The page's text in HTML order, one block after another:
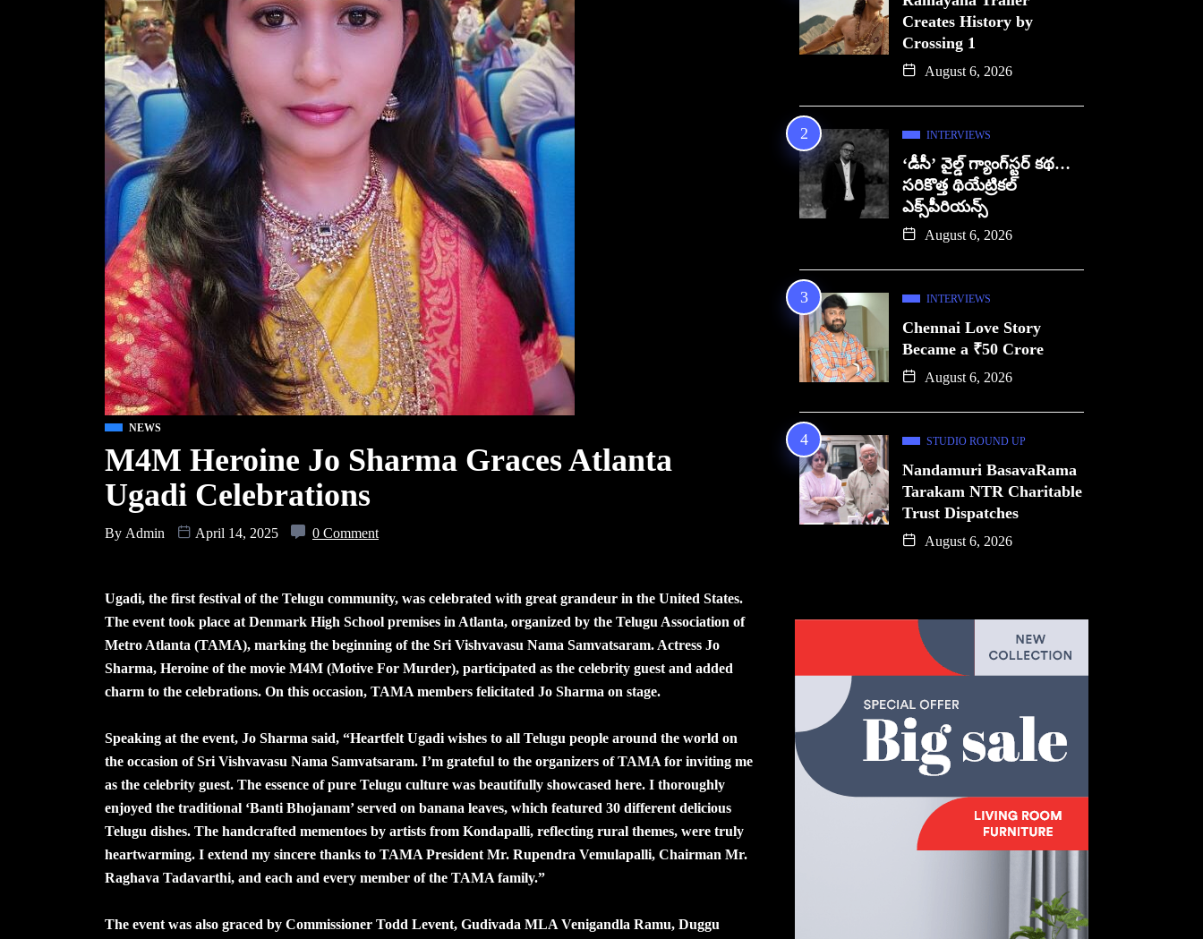
NEWS
M4M Heroine Jo Sharma Graces Atlanta
Ugadi Celebrations
By Admin April 14, 2025 0 Comment
Ugadi, the first festival of the Telugu community, was celebrated with great grandeur in the United States.
The event took place at Denmark High School premises in Atlanta, organized by the Telugu Association of
Metro Atlanta (TAMA), marking the beginning of the Sri Vishvavasu Nama Samvatsaram. Actress Jo
Sharma, Heroine of the movie M4M (Motive For Murder), participated as the celebrity guest and added
charm to the celebrations. On this occasion, TAMA members felicitated Jo Sharma on stage.
Speaking at the event, Jo Sharma said, “Heartfelt Ugadi wishes to all Telugu people around the world on
the occasion of Sri Vishvavasu Nama Samvatsaram. I’m grateful to the organizers of TAMA for inviting me
as the celebrity guest. The essence of pure Telugu culture was beautifully showcased here. I thoroughly
enjoyed the traditional ‘Banti Bhojanam’ served on banana leaves, which featured 30 different delicious
Telugu dishes. The handcrafted mementoes by artists from Kondapalli, reflecting rural themes, were truly
heartwarming. I extend my sincere thanks to TAMA President Mr. Rupendra Vemulapalli, Chairman Mr.
Raghava Tadavarthi, and each and every member of the TAMA family.”
The event was also graced by Commissioner Todd Levent, Gudivada MLA Venigandla Ramu, Duggu
Creates History by
Crossing 1
August 6, 2026
INTERVIEWS
‘డీసీ’ వైల్డ్ గ్యాంగ్‌స్టర్ కథ…
సరికొత్త థియేట్రికల్
ఎక్స్‌పీరియన్స్
August 6, 2026
INTERVIEWS
Chennai Love Story
Became a ₹50 Crore
August 6, 2026
STUDIO ROUND UP
Nandamuri BasavaRama
Tarakam NTR Charitable
Trust Dispatches
August 6, 2026